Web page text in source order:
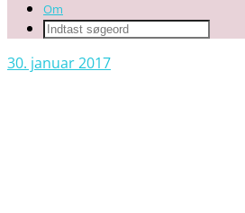
Om
30. januar 2017